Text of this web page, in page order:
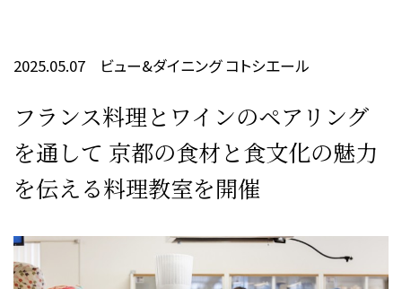
2025.05.07 ビュー&ダイニング コトシエール
フランス料理とワインのペアリング
を通して 京都の食材と食文化の魅力
を伝える料理教室を開催